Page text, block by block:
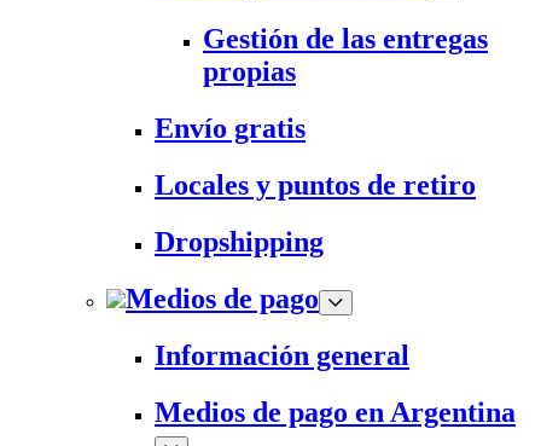
Gestión de las entregas
propias
Envío gratis
Locales y puntos de retiro
Dropshipping
Medios de pago
Información general
Medios de pago en Argentina